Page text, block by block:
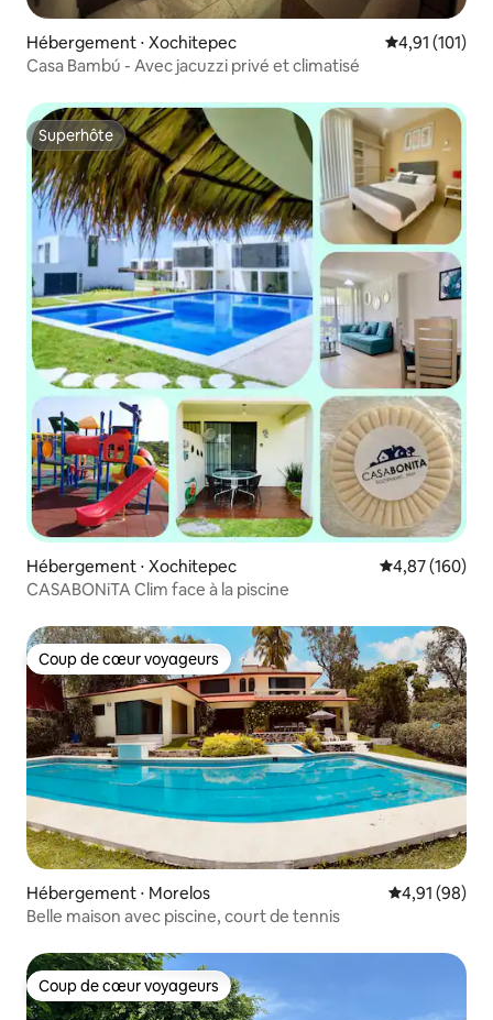
Hébergement ⋅ Xochitepec Évaluation
4,91 (101)
Casa Bambú - Avec jacuzzi privé et climatisé
Superhôte
Superhôte
Hébergement ⋅ Xochitepec Évaluation
4,87 (160)
CASABONiTA Clim face à la piscine
Coup de cœur voyageurs
Coup de cœur voyageurs
Hébergement ⋅ Morelos Évaluation
4,91 (98)
Belle maison avec piscine, court de tennis
Coup de cœur voyageurs
Coup de cœur voyageurs